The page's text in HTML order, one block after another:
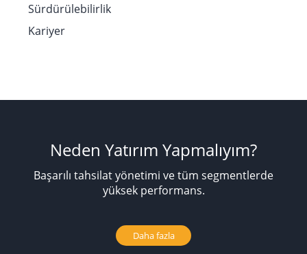
Sürdürülebilirlik
Kariyer
Neden Yatırım Yapmalıyım?
Başarılı tahsilat yönetimi ve tüm segmentlerde
yüksek performans.
Daha fazla